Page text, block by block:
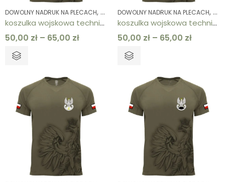
DOWOLNY NADRUK NA PLECACH, DOWOLNY NADRUK NA PRAWEJ PIERSI,
koszulka wojskowa techniczna męska khaki side eagle Siły Powietrzne
50,00 zł – 65,00 zł
DOWOLNY NADRUK NA PLECACH,
koszulka wojskowa techniczna męska khaki side eagle Wojska Lądowe
50,00 zł – 65,00 zł